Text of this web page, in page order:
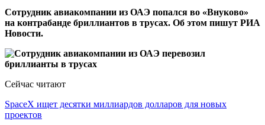
Сотрудник авиакомпании из ОАЭ попался во «Внуково»
на контрабанде бриллиантов в трусах. Об этом пишут РИА
Новости.
Сейчас читают
SpaceX ищет десятки миллиардов долларов для новых
проектов